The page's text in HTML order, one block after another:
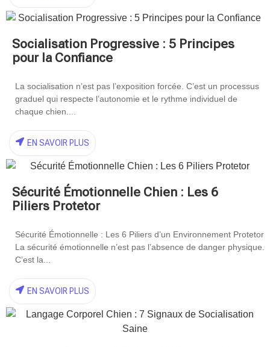
Socialisation Progressive : 5 Principes
pour la Confiance
La socialisation n’est pas l’exposition forcée. C’est un processus
graduel qui respecte l’autonomie et le rythme individuel de
chaque chien....
EN SAVOIR PLUS
Sécurité Émotionnelle Chien : Les 6
Piliers Protetor
Sécurité Émotionnelle : Les 6 Piliers d’un Environnement Protetor
La sécurité émotionnelle n’est pas l’absence de danger physique.
C’est la...
EN SAVOIR PLUS